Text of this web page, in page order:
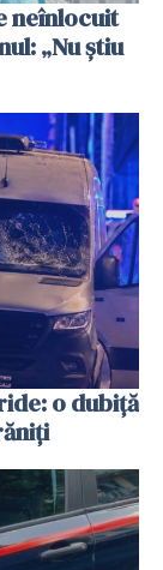
neînlocuit
„Nu știu
o dubiță